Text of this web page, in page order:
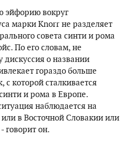
вокруг
марки Knorr не разделяет
совета синти и рома
По его словам, не
дискуссия о названии
гораздо больше
которой сталкивается
и рома в Европе.
наблюдается на
в Восточной Словакии или
говорит он.